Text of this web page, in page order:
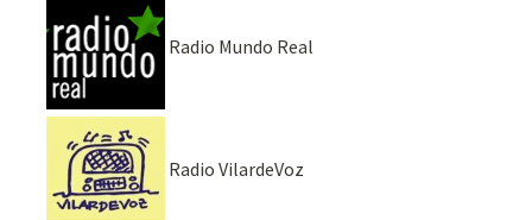
Radio Mundo Real
Radio VilardeVoz